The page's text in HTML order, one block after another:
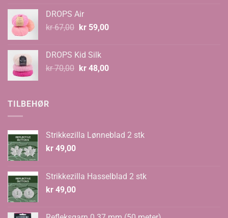
DROPS Air
kr67,00 Opprinnelig
kr 67,00.
kr59,00Nåværende
DROPS Kid Silk
kr70,00 Opprinnelig
kr48,00Nåværende
TILBEHØR
Strikkezilla Lønneblad 2 stk
kr 49,00
Strikkezilla Hasselblad 2 stk
kr 49,00